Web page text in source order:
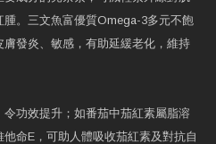
。三文魚富優質Omega-3多元不飽
發炎、敏感，有助延緩老化，維持
功效提升；如番茄中茄紅素屬脂溶
命E，可助人體吸收茄紅素及對抗自